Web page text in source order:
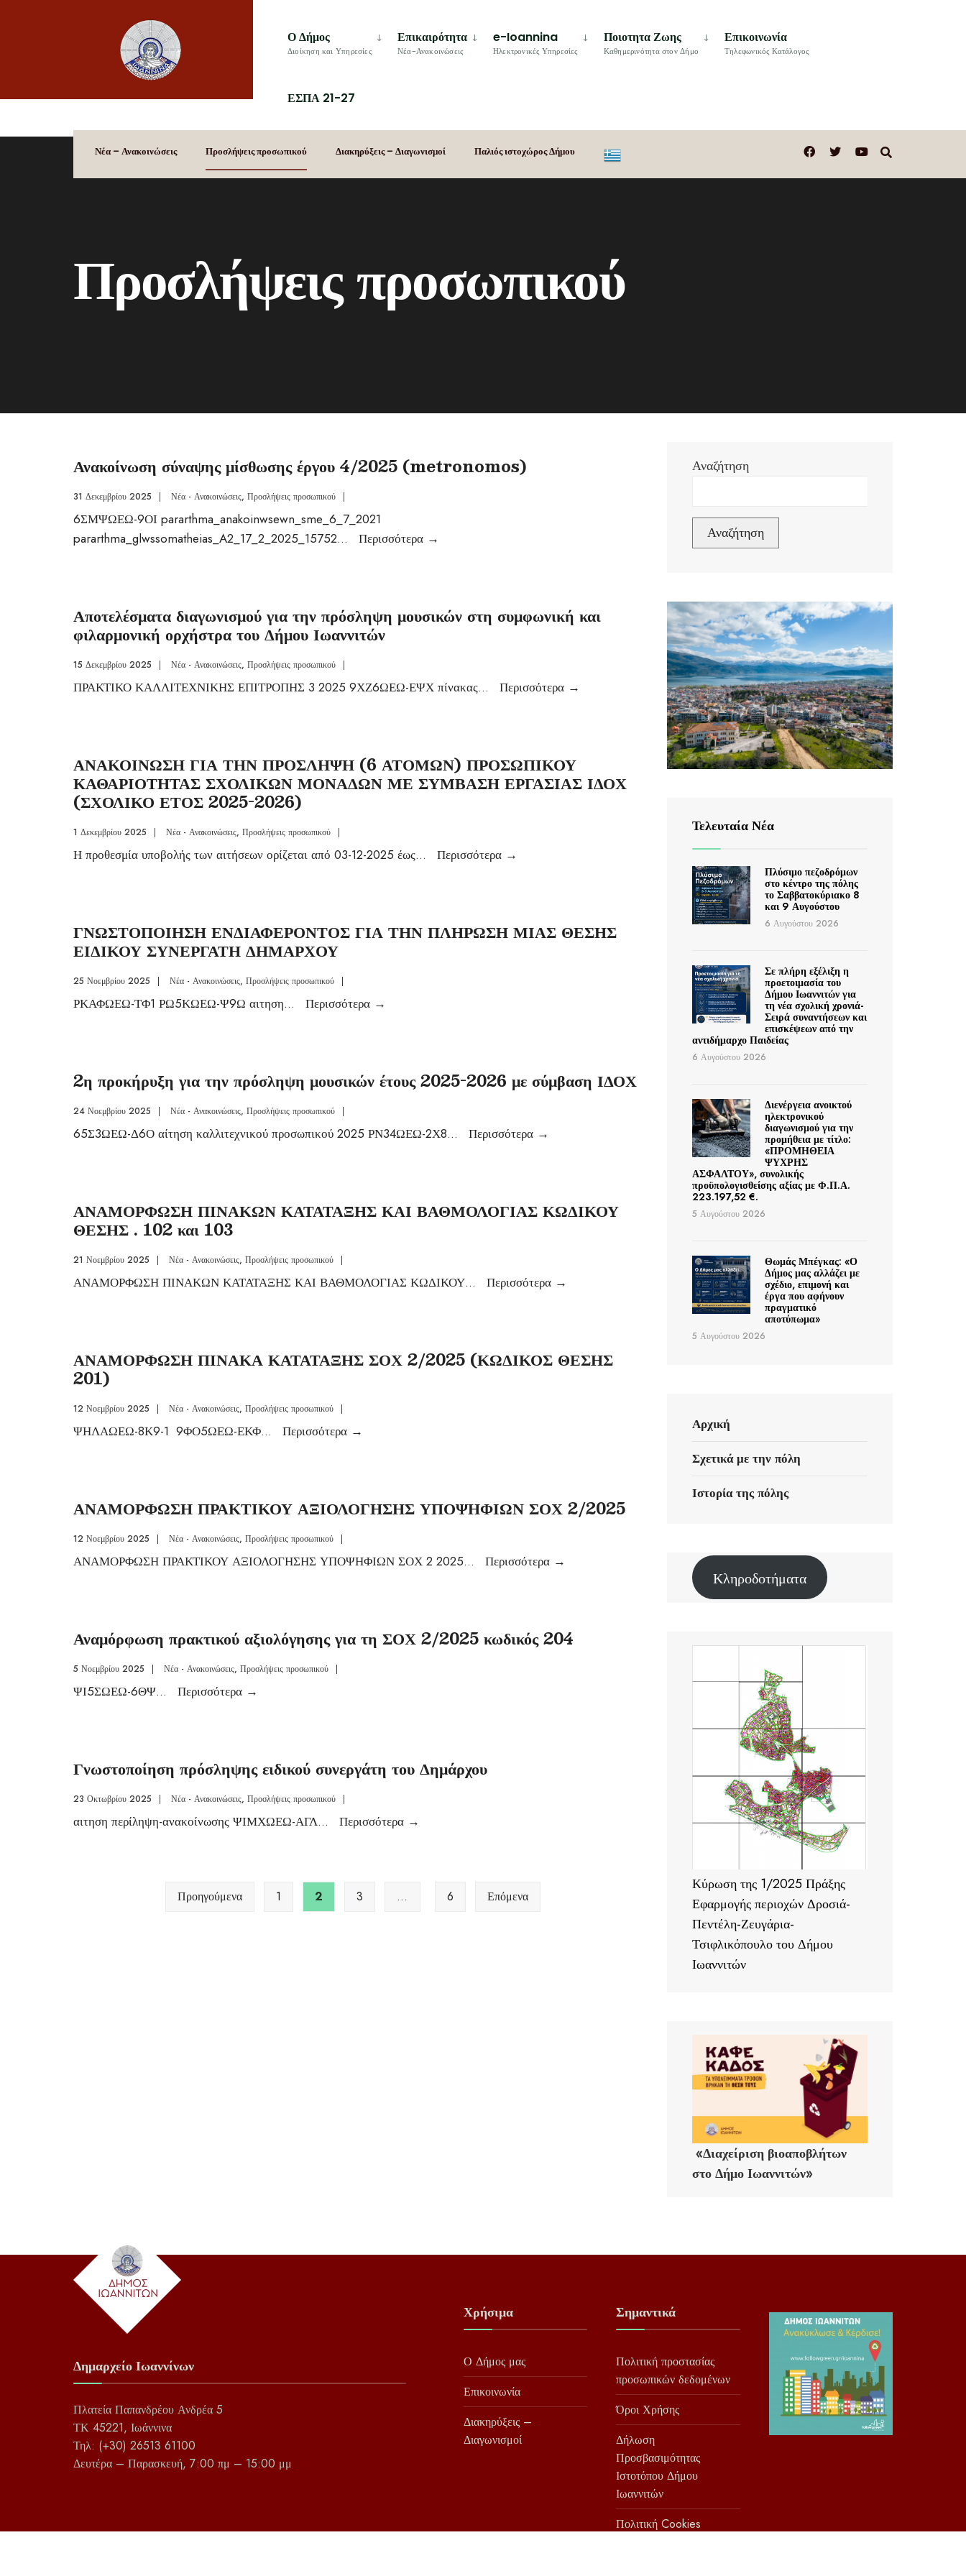
Ο Δήμος
Διοίκηση και Υπηρεσίες
Επικαιρότητα
Νέα-Ανακοινώσεις
e-Ioannina
Ηλεκτρονικές Υπηρεσίες
Ποιοτητα Ζωης
Καθημερινότητα στον Δήμο
Επικοινωνία
Τηλεφωνικός Κατάλογος
ΕΣΠΑ 21-27
Νέα – Ανακοινώσεις Προσλήψεις προσωπικού Διακηρύξεις – Διαγωνισμοί Παλιός ιστοχώρος Δήμου
Προσλήψεις προσωπικού
Ανακοίνωση σύναψης μίσθωσης έργου 4/2025 (metronomos)
31 Δεκεμβρίου 2025 | Νέα - Ανακοινώσεις, Προσλήψεις προσωπικού |
6ΣΜΨΩΕΩ-9ΟΙ pararthma_anakoinwsewn_sme_6_7_2021
pararthma_glwssomatheias_A2_17_2_2025_15752... Περισσότερα →
Αποτελέσματα διαγωνισμού για την πρόσληψη μουσικών στη συμφωνική και
φιλαρμονική ορχήστρα του Δήμου Ιωαννιτών
15 Δεκεμβρίου 2025 | Νέα - Ανακοινώσεις, Προσλήψεις προσωπικού |
ΠΡΑΚΤΙΚΟ ΚΑΛΛΙΤΕΧΝΙΚΗΣ ΕΠΙΤΡΟΠΗΣ 3 2025 9ΧΖ6ΩΕΩ-ΕΨΧ πίνακας... Περισσότερα →
ΑΝΑΚΟΙΝΩΣΗ ΓΙΑ ΤΗΝ ΠΡΟΣΛΗΨΗ (6 ΑΤΟΜΩΝ) ΠΡΟΣΩΠΙΚΟΥ
ΚΑΘΑΡΙΟΤΗΤΑΣ ΣΧΟΛΙΚΩΝ ΜΟΝΑΔΩΝ ΜΕ ΣΥΜΒΑΣΗ ΕΡΓΑΣΙΑΣ ΙΔΟΧ
(ΣΧΟΛΙΚΟ ΕΤΟΣ 2025-2026)
1 Δεκεμβρίου 2025 | Νέα - Ανακοινώσεις, Προσλήψεις προσωπικού |
Η προθεσμία υποβολής των αιτήσεων ορίζεται από 03-12-2025 έως... Περισσότερα →
ΓΝΩΣΤΟΠΟΙΗΣΗ ΕΝΔΙΑΦΕΡΟΝΤΟΣ ΓΙΑ ΤΗΝ ΠΛΗΡΩΣΗ ΜΙΑΣ ΘΕΣΗΣ
ΕΙΔΙΚΟΥ ΣΥΝΕΡΓΑΤΗ ΔΗΜΑΡΧΟΥ
25 Νοεμβρίου 2025 | Νέα - Ανακοινώσεις, Προσλήψεις προσωπικού |
ΡΚΑΦΩΕΩ-ΤΦ1 ΡΩ5ΚΩΕΩ-Ψ9Ω αιτηση... Περισσότερα →
2η προκήρυξη για την πρόσληψη μουσικών έτους 2025-2026 με σύμβαση ΙΔΟΧ
24 Νοεμβρίου 2025 | Νέα - Ανακοινώσεις, Προσλήψεις προσωπικού |
65Σ3ΩΕΩ-Δ6Ο αίτηση καλλιτεχνικού προσωπικού 2025 ΡΝ34ΩΕΩ-2Χ8... Περισσότερα →
ΑΝΑΜΟΡΦΩΣΗ ΠΙΝΑΚΩΝ ΚΑΤΑΤΑΞΗΣ ΚΑΙ ΒΑΘΜΟΛΟΓΙΑΣ ΚΩΔΙΚΟΥ
ΘΕΣΗΣ . 102 και 103
21 Νοεμβρίου 2025 | Νέα - Ανακοινώσεις, Προσλήψεις προσωπικού |
ΑΝΑΜΟΡΦΩΣΗ ΠΙΝΑΚΩΝ ΚΑΤΑΤΑΞΗΣ ΚΑΙ ΒΑΘΜΟΛΟΓΙΑΣ ΚΩΔΙΚΟΥ... Περισσότερα →
ΑΝΑΜΟΡΦΩΣΗ ΠΙΝΑΚΑ ΚΑΤΑΤΑΞΗΣ ΣΟΧ 2/2025 (ΚΩΔΙΚΟΣ ΘΕΣΗΣ
201)
12 Νοεμβρίου 2025 | Νέα - Ανακοινώσεις, Προσλήψεις προσωπικού |
ΨΗΛΑΩΕΩ-8Κ9-1 9ΦΟ5ΩΕΩ-ΕΚΦ... Περισσότερα →
ΑΝΑΜΟΡΦΩΣΗ ΠΡΑΚΤΙΚΟΥ ΑΞΙΟΛΟΓΗΣΗΣ ΥΠΟΨΗΦΙΩΝ ΣΟΧ 2/2025
12 Νοεμβρίου 2025 | Νέα - Ανακοινώσεις, Προσλήψεις προσωπικού |
ΑΝΑΜΟΡΦΩΣΗ ΠΡΑΚΤΙΚΟΥ ΑΞΙΟΛΟΓΗΣΗΣ ΥΠΟΨΗΦΙΩΝ ΣΟΧ 2 2025... Περισσότερα →
Αναμόρφωση πρακτικού αξιολόγησης για τη ΣΟΧ 2/2025 κωδικός 204
5 Νοεμβρίου 2025 | Νέα - Ανακοινώσεις, Προσλήψεις προσωπικού |
ΨΙ5ΣΩΕΩ-6ΘΨ... Περισσότερα →
Γνωστοποίηση πρόσληψης ειδικού συνεργάτη του Δημάρχου
23 Οκτωβρίου 2025 | Νέα - Ανακοινώσεις, Προσλήψεις προσωπικού |
αιτηση περίληψη-ανακοίνωσης ΨΙΜΧΩΕΩ-ΑΓΛ... Περισσότερα →
Προηγούμενα 1 2 3 … 6 Επόμενα
Αναζήτηση
Αναζήτηση
Τελευταία Νέα
Πλύσιμο πεζοδρόμων
στο κέντρο της πόλης
το Σαββατοκύριακο 8
και 9 Αυγούστου
6 Αυγούστου 2026
Σε πλήρη εξέλιξη η
προετοιμασία του
Δήμου Ιωαννιτών για
τη νέα σχολική χρονιά-
Σειρά συναντήσεων και
επισκέψεων από την
αντιδήμαρχο Παιδείας
6 Αυγούστου 2026
Διενέργεια ανοικτού
ηλεκτρονικού
διαγωνισμού για την
προμήθεια με τίτλο:
«ΠΡΟΜΗΘΕΙΑ
ΨΥΧΡΗΣ
ΑΣΦΑΛΤΟΥ», συνολικής
προϋπολογισθείσης αξίας με Φ.Π.Α.
223.197,52 €.
5 Αυγούστου 2026
Θωμάς Μπέγκας: «Ο
Δήμος μας αλλάζει με
σχέδιο, επιμονή και
έργα που αφήνουν
πραγματικό
αποτύπωμα»
5 Αυγούστου 2026
Αρχική
Σχετικά με την πόλη
Ιστορία της πόλης
Κληροδοτήματα
Κύρωση της 1/2025 Πράξης
Εφαρμογής περιοχών Δροσιά-
Πεντέλη-Ζευγάρια-
Τσιφλικόπουλο του Δήμου
Ιωαννιτών
«Διαχείριση βιοαποβλήτων
στο Δήμο Ιωαννιτών»
Δημαρχείο Ιωαννίνων
Πλατεία Παπανδρέου Ανδρέα 5
ΤΚ 45221, Ιωάννινα
Τηλ: (+30) 26513 61100
Δευτέρα – Παρασκευή, 7:00 πμ – 15:00 μμ
Χρήσιμα
Ο Δήμος μας
Επικοινωνία
Διακηρύξεις –
Διαγωνισμοί
Σημαντικά
Πολιτική προστασίας
προσωπικών δεδομένων
Όροι Χρήσης
Δήλωση
Προσβασιμότητας
Ιστοτόπου Δήμου
Ιωαννιτών
Πολιτική Cookies